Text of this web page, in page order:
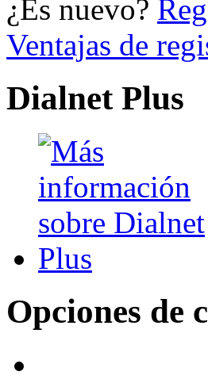
¿Es nuevo?
Ventajas de
Dialnet Plus
Opciones de